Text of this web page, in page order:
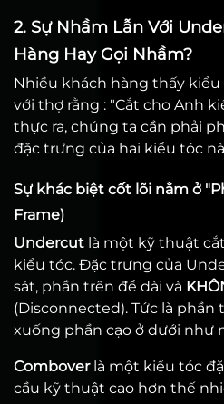
2. Sự Nhầm Lẫn Với
Hàng Hay Gọi Nhầm?
Nhiều khách hàng thấy kiểu
với thợ rằng : "Cắt cho Anh
thực ra, chúng ta cần phải
đặc trưng của hai kiểu tóc
Sự khác biệt cốt lõi nằm ở
Frame)
Undercut là một kỹ thuật
kiểu tóc. Đặc trưng của
sát, phần trên để dài và
(Disconnected). Tức là
xuống phần cạo ở dưới như
Comboverlà một kiểu tóc
cầu kỹ thuật cao hơn thế